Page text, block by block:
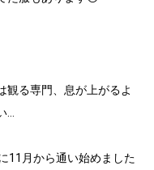
る専門、息が上がるよ
…
11月から通い始めました